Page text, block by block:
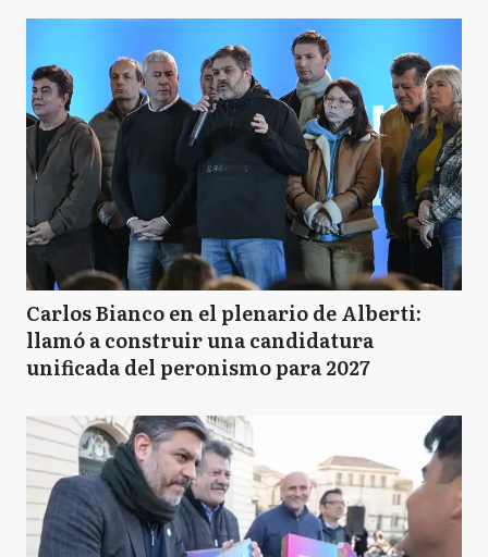
Carlos Bianco en el plenario de Alberti:
llamó a construir una candidatura
unificada del peronismo para 2027